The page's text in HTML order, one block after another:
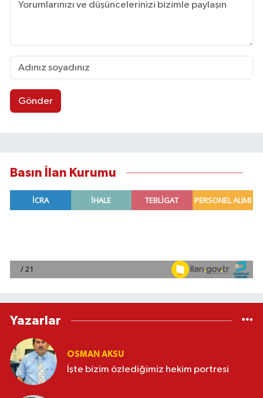
Gönder
Basın İlan Kurumu
Yazarlar
OSMAN AKSU
İşte bizim özlediğimiz hekim portresi